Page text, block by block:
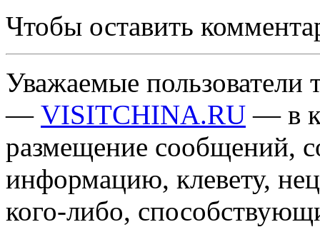
Чтобы оставить
Уважаемые пользователи
— VISITCHINA.RU — в
размещение сообщений,
информацию, клевету,
кого-либо,